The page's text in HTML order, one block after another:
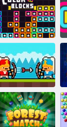
Farbblöcke
Janissary Battles